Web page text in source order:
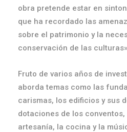
obra pretende estar en
que ha recordado las
sobre el patrimonio y la
conservación de las
Fruto de varios años de
aborda temas como las
carismas, los edificios y sus
dotaciones de los
artesanía, la cocina y la